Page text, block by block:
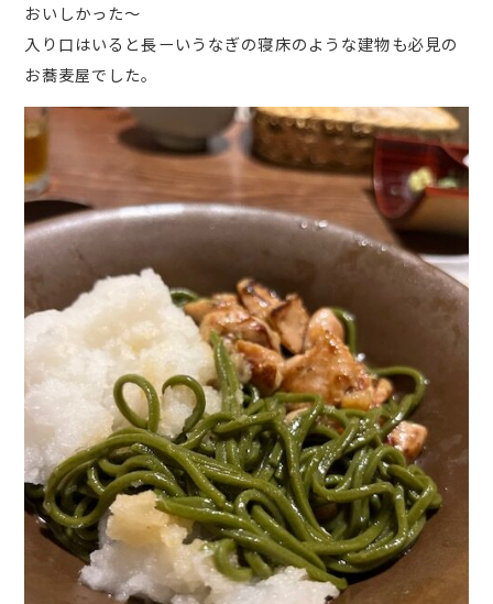
おいしかった～
入り口はいると長ーいうなぎの寝床のような建物も必見の
お蕎麦屋でした。